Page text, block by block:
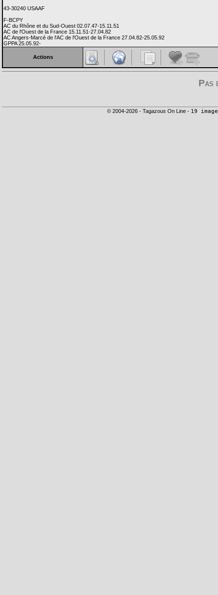
43-30240 USAAF
F-BCPY
AC du Rhône et du Sud-Ouest 02.07.47-15.11.51
AC de l'Ouest de la France 15.11.51-27.04.82
AC Angers-Marcé de l'AC de l'Ouest de la France 27.04.82-25.05.92
GPPA 25.05.92-
Actions
Pas
© 2004-2026 - Tagazous On Line - 19